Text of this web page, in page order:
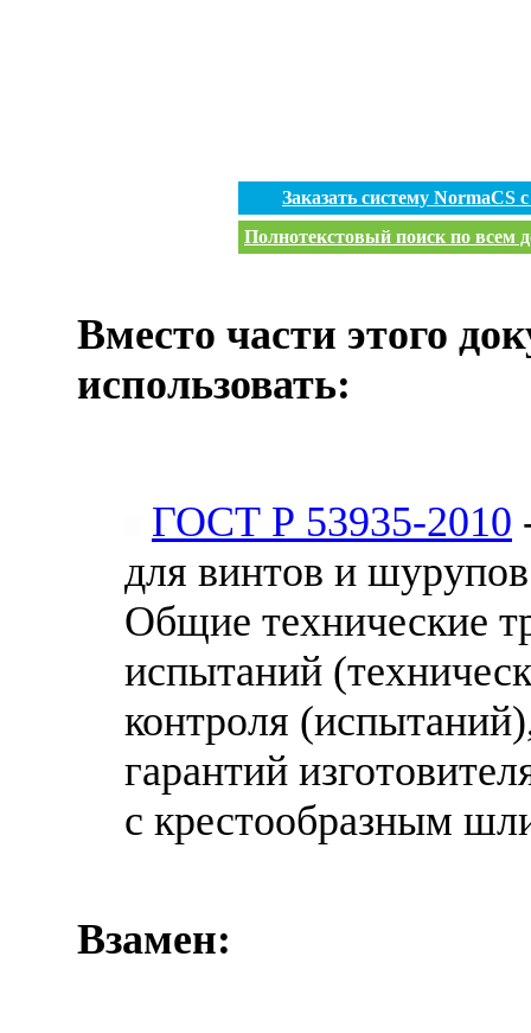
Заказать систему
Полнотекстовый поиск по всем
Вместо части этого
использовать:
ГОСТ Р 53935-2010
для винтов и
Общие технические
испытаний
контроля
гарантий
с крестообразным
Взамен: